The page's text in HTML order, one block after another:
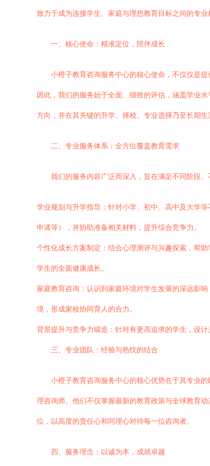
致力于成为连接学生、家庭与理想教育目标之间的专
一、核心使命：精准定位，陪伴成长
小橙子教育咨询服务中心的核心使命，不仅仅是
因此，我们的服务始于全面、细致的评估，涵盖学业
方向，并在其关键的升学、择校、专业选择乃至长期
二、专业服务体系：全方位覆盖教育需求
我们的服务内容广泛而深入，旨在满足不同阶段、
学业规划与升学指导：针对小学、初中、高中及大学
申请等），并协助准备相关材料，提升综合竞争力。
个性化成长方案制定：结合心理测评与兴趣探索，帮
学生的全面健康成长。
家庭教育咨询：认识到家庭环境对学生发展的深远影
境，形成家校协同育人的合力。
背景提升与竞争力锻造：针对有更高追求的学生，设
三、专业团队：经验与热忱的结合
小橙子教育咨询服务中心的核心优势在于其专业
理咨询师。他们不仅掌握最新的教育政策与全球教育
位，以高度的责任心和同理心对待每一位咨询者。
四、服务理念：以诚为本，成就卓越